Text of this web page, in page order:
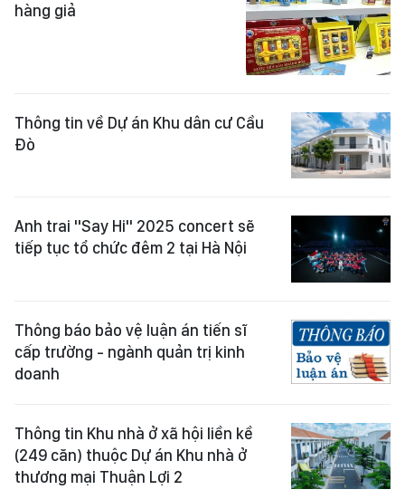
hàng giả
Thông tin về Dự án Khu dân cư Cầu
Đò
Anh trai "Say Hi" 2025 concert sẽ
tiếp tục tổ chức đêm 2 tại Hà Nội
Thông báo bảo vệ luận án tiến sĩ
cấp trường - ngành quản trị kinh
doanh
Thông tin Khu nhà ở xã hội liền kề
(249 căn) thuộc Dự án Khu nhà ở
thương mại Thuận Lợi 2